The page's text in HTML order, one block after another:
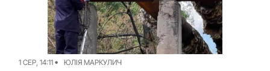
1 СЕР, 14:11 ЮЛІЯ МАРКУЛИЧ